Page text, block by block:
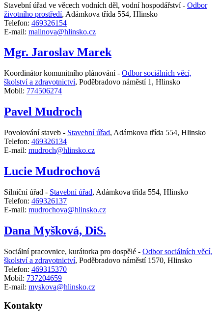
Stavební úřad ve věcech vodních děl, vodní hospodářství - Odbor
životního prostředí, Adámkova třída 554, Hlinsko
Telefon: 469326154
E-mail: malinova@hlinsko.cz
Mgr. Jaroslav Marek
Koordinátor komunitního plánování - Odbor sociálních věcí,
školství a zdravotnictví, Poděbradovo náměstí 1, Hlinsko
Mobil: 774506274
Pavel Mudroch
Povolování staveb - Stavební úřad, Adámkova třída 554, Hlinsko
Telefon: 469326134
E-mail: mudroch@hlinsko.cz
Lucie Mudrochová
Silniční úřad - Stavební úřad, Adámkova třída 554, Hlinsko
Telefon: 469326137
E-mail: mudrochova@hlinsko.cz
Dana Myšková, DiS.
Sociální pracovnice, kurátorka pro dospělé - Odbor sociálních věcí,
školství a zdravotnictví, Poděbradovo náměstí 1570, Hlinsko
Telefon: 469315370
Mobil: 737204659
E-mail: myskova@hlinsko.cz
Kontakty